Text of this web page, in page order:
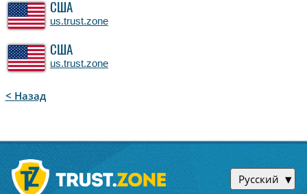
США
us.trust.zone
США
us.trust.zone
< Назад
Русский